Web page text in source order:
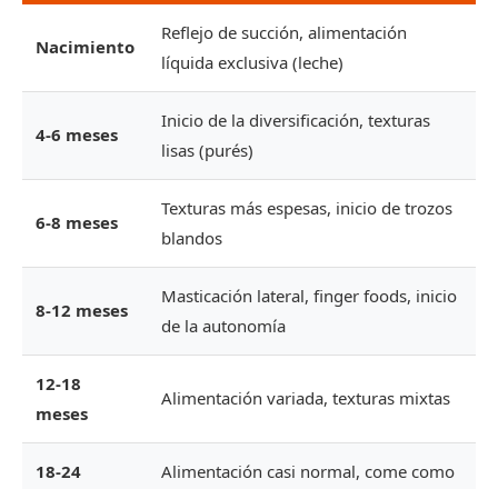
Nacimiento
Reflejo de succión, alimentación
líquida exclusiva (leche)
4-6 meses
Inicio de la diversificación, texturas
lisas (purés)
6-8 meses
Texturas más espesas, inicio de trozos
blandos
8-12 meses
Masticación lateral, finger foods, inicio
de la autonomía
12-18
meses
Alimentación variada, texturas mixtas
18-24
Alimentación casi normal, come como